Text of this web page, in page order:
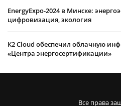
EnergyExpo-2024 в Минске:
цифровизация, экология
К2 Cloud обеспечил облачную
«Центра энергосертификации»
Все права